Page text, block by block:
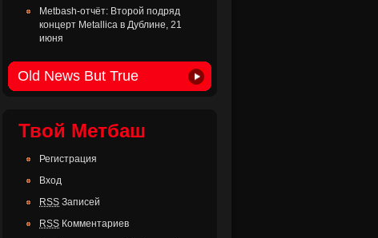
Metbash-отчёт: Второй подряд
концерт Metallica в Дублине, 21
июня
Old News But True
Твой Метбаш
Регистрация
Вход
RSS Записей
RSS Комментариев